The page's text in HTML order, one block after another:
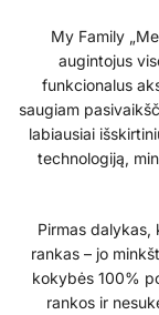
My Family
augintojus
funkcionalus
saugiam
labiausiai
technologiją,
Pirmas dalykas,
rankas – jo
kokybės 100%
rankos ir